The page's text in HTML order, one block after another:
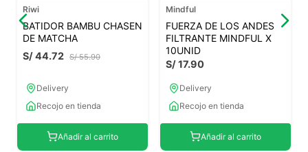
Riwi
BATIDOR BAMBU CHASEN
DE MATCHA
S/ 55.90
S/44.72
Delivery
Recojo en tienda
Añadir al carrito
Mindful
FUERZA DE LOS ANDES
FILTRANTE MINDFUL X
10UNID
S/17.90
Delivery
Recojo en tienda
Añadir al carrito